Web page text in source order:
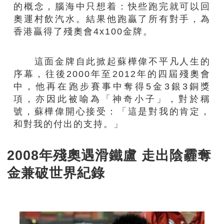
的概念，腦海中只想着：快些跑完就可以回
奧運村飲汽水。結果他跑贏了所有對手，為
香港贏得了殘奧會4x100金牌。
這面金牌自此掀起蘇樺偉不平凡人生的
序幕，往後2000年至2012年的四屆殘奧會
中，他再在跑步賽事中奪得5金3銀3銅獎
項，亦因此被喻為「神奇小子」，對於稱
號，蘇樺偉開心接受：「這是對我的肯定，
和對我的付出的支持。」
2008年殘奧遇滑鐵盧 走出陰霾奪
金兼破世界紀錄